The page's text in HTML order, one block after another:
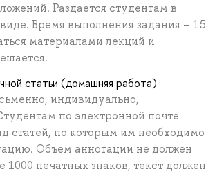
Раздается студентам в
Время выполнения задания – 15
материалами лекций и
статьи (домашняя работа)
индивидуально,
по электронной почте
статей, по которым им необходимо
Объем аннотации не должен
1000 печатных знаков, текст должен